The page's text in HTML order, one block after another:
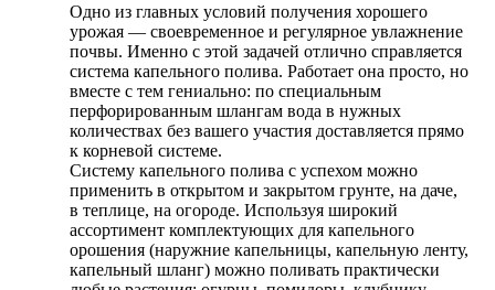
Одно из главных условий получения хорошего
урожая — своевременное и регулярное увлажнение
почвы. Именно с этой задачей отлично справляется
система капельного полива. Работает она просто, но
вместе с тем гениально: по специальным
перфорированным шлангам вода в нужных
количествах без вашего участия доставляется прямо
к корневой системе.
Систему капельного полива с успехом можно
применить в открытом и закрытом грунте, на даче,
в теплице, на огороде. Используя широкий
ассортимент комплектующих для капельного
орошения (наружние капельницы, капельную ленту,
капельный шланг) можно поливать практически